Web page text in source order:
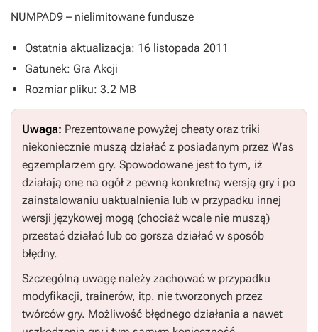
NUMPAD9 – nielimitowane fundusze
Ostatnia aktualizacja: 16 listopada 2011
Gatunek: Gra Akcji
Rozmiar pliku: 3.2 MB
Uwaga: Prezentowane powyżej cheaty oraz triki
niekoniecznie muszą działać z posiadanym przez Was
egzemplarzem gry. Spowodowane jest to tym, iż
działają one na ogół z pewną konkretną wersją gry i po
zainstalowaniu uaktualnienia lub w przypadku innej
wersji językowej mogą (chociaż wcale nie muszą)
przestać działać lub co gorsza działać w sposób
błędny.
Szczególną uwagę należy zachować w przypadku
modyfikacji, trainerów, itp. nie tworzonych przez
twórców gry. Możliwość błędnego działania a nawet